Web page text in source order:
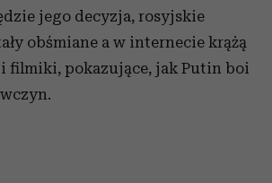
jego decyzja, rosyjskie
obśmiane a w internecie krążą
filmiki, pokazujące, jak Putin boi